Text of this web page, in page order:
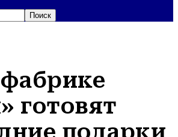
готовят